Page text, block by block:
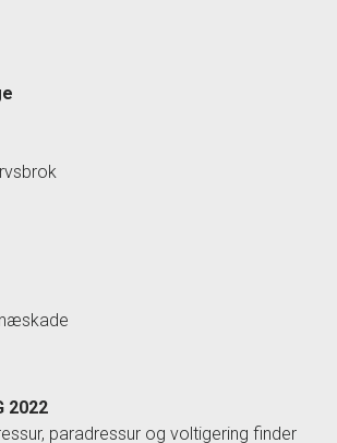
2022
paradressur og voltigering finder